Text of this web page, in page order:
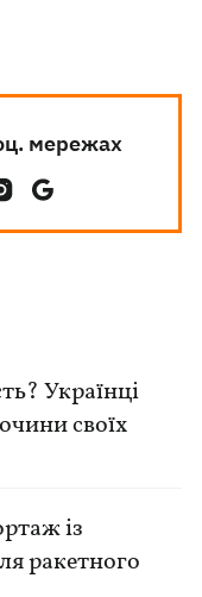
мережах
Українці
своїх
із
ракетного